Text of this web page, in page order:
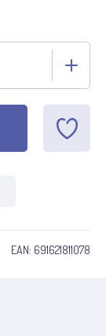
EAN: 691621811078